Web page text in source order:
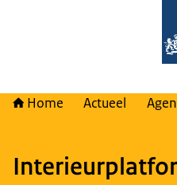
Home Actueel